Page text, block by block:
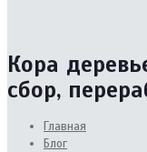
Кора
сбор,
Главная
Блог